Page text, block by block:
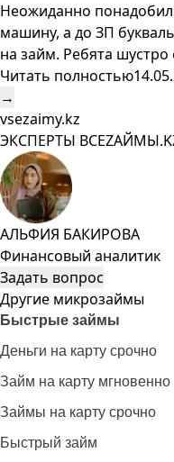
Неожиданно
машину, а до ЗП
на займ. Ребята
Читать полностью
→
vsezaimy.kz
ЭКСПЕРТЫ
АЛЬФИЯ БАКИРОВА
Финансовый аналитик
Задать вопрос
Другие микрозаймы
Быстрые займы
Деньги на карту срочно
Займ на карту мгновенно
Займы на карту срочно
Быстрый займ